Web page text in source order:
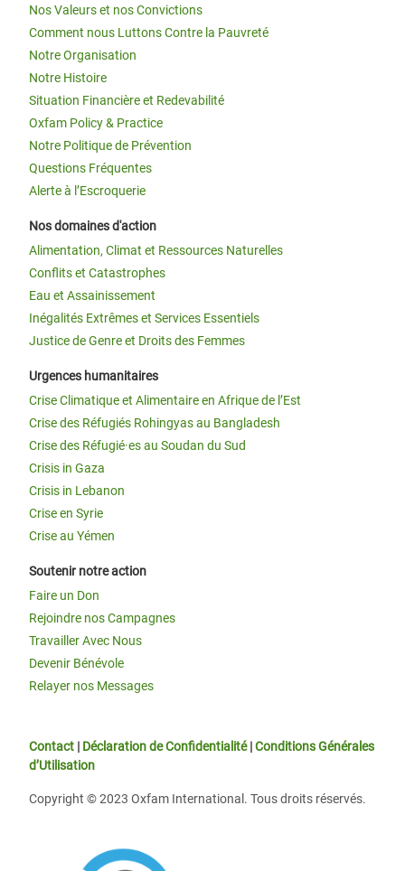
Nos Valeurs et nos Convictions
Comment nous Luttons Contre la Pauvreté
Notre Organisation
Notre Histoire
Situation Financière et Redevabilité
Oxfam Policy & Practice
Notre Politique de Prévention
Questions Fréquentes
Alerte à l’Escroquerie
Nos domaines d'action
Alimentation, Climat et Ressources Naturelles
Conflits et Catastrophes
Eau et Assainissement
Inégalités Extrêmes et Services Essentiels
Justice de Genre et Droits des Femmes
Urgences humanitaires
Crise Climatique et Alimentaire en Afrique de l’Est
Crise des Réfugiés Rohingyas au Bangladesh
Crise des Réfugié·es au Soudan du Sud
Crisis in Gaza
Crisis in Lebanon
Crise en Syrie
Crise au Yémen
Soutenir notre action
Faire un Don
Rejoindre nos Campagnes
Travailler Avec Nous
Devenir Bénévole
Relayer nos Messages
Contact | Déclaration de Confidentialité|Conditions Générales
d’Utilisation
Copyright © 2023 Oxfam International. Tous droits réservés.